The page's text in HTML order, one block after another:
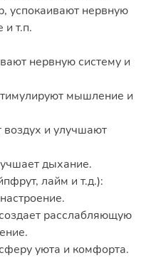
успокаивают нервную
и т.п.
нервную систему и
мышление и
и улучшают
дыхание.
лайм и т.д.):
расслабляющую
уюта и комфорта.